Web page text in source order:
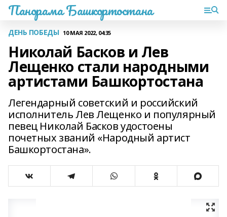
Панорама Башкортостана
ДЕНЬ ПОБЕДЫ 10 МАЯ 2022, 04:35
Николай Басков и Лев
Лещенко стали народными
артистами Башкортостана
Легендарный советский и российский
исполнитель Лев Лещенко и популярный
певец Николай Басков удостоены
почетных званий «Народный артист
Башкортостана».